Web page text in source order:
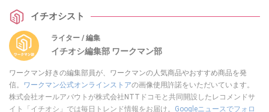
イチオシスト
ライター / 編集
イチオシ編集部 ワークマン部
ワークマン好きの編集部員が、ワークマンの人気商品やおすすめ商品を発
信。 ワークマン公式オンラインストアの画像使用許諾をいただいています。
株式会社オールアバウトが株式会社NTTドコモと共同開設したレコメンドサ
イト「イチオシ」では毎日トレンド情報をお届け。 Googleニュースでフォロ